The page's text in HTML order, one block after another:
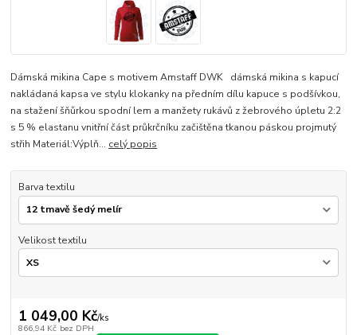
Dámská mikina Cape s motivem Amstaff DWK dámská mikina s kapucí
nakládaná kapsa ve stylu klokanky na předním dílu kapuce s podšívkou,
na stažení šňůrkou spodní lem a manžety rukávů z žebrového úpletu 2:2
s 5 % elastanu vnitřní část průkrčníku začištěna tkanou páskou projmutý
střih Materiál:Výplň... celý popis
Barva textilu
Velikost textilu
1 049,00 Kč/ks
866,94 Kč bez DPH